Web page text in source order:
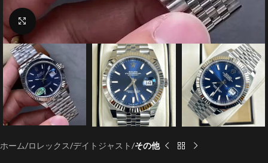
クリックで拡大
ホーム ロレックス デイトジャスト その他